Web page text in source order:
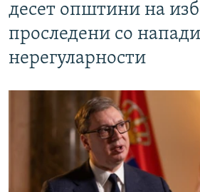
десет општини на
проследени со
нерегуларности